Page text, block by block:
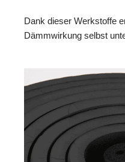
Dank dieser Werkstoffe
Dämmwirkung selbst